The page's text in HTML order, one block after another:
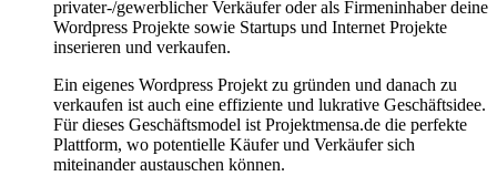
privater-/gewerblicher Verkäufer oder als Firmeninhaber deine
Wordpress Projekte sowie Startups und Internet Projekte
inserieren und verkaufen.
Ein eigenes Wordpress Projekt zu gründen und danach zu
verkaufen ist auch eine effiziente und lukrative Geschäftsidee.
Für dieses Geschäftsmodel ist Projektmensa.de die perfekte
Plattform, wo potentielle Käufer und Verkäufer sich
miteinander austauschen können.